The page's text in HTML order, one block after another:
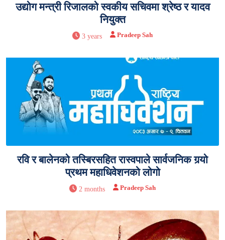
उद्योग मन्त्री रिजालको स्वकीय सचिवमा श्रेष्ठ र यादव
नियुक्त
3 years Pradeep Sah
रवि र बालेनको तस्बिरसहित रास्वपाले सार्वजनिक गर्‍यो
प्रथम महाधिवेशनको लोगो
2 months Pradeep Sah